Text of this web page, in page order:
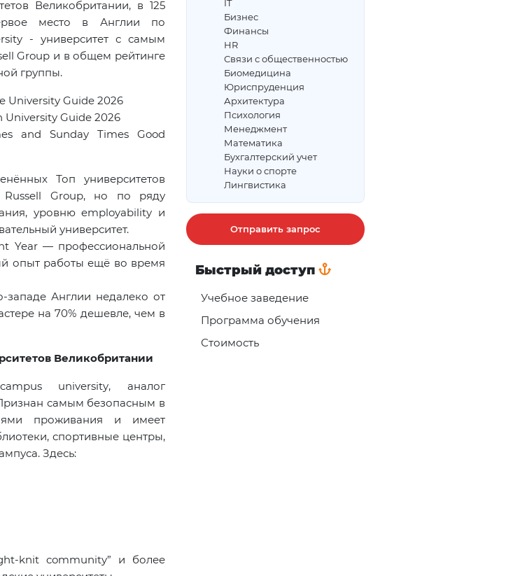
Великобритании, в 125
место в Англии по
- университет с самым
Group и в общем рейтинге
группы.
University Guide 2026
University Guide 2026
and Sunday Times Good
Топ университетов
Group, но по ряду
уровню employability и
университет.
Year — профессиональной
опыт работы ещё во время
западе Англии недалеко от
на 70% дешевле, чем в
Великобритании
campus university, аналог
самым безопасным в
проживания и имеет
спортивные центры,
Здесь:
knit community” и более
IT
Бизнес
Финансы
HR
Связи с общественностью
Биомедицина
Юриспруденция
Архитектура
Психология
Менеджмент
Математика
Бухгалтерский учет
Науки о спорте
Лингвистика
Отправить запрос
Быстрый доступ
Учебное заведение
Программа обучения
Стоимость